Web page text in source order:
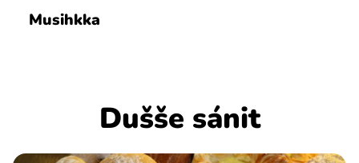
Musihkka
Dušše sánit